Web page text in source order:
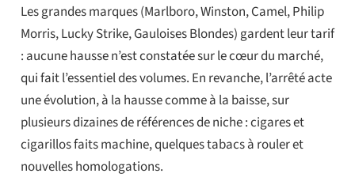
Les grandes marques (Marlboro, Winston, Camel, Philip
Morris, Lucky Strike, Gauloises Blondes) gardent leur tarif
: aucune hausse n’est constatée sur le cœur du marché,
qui fait l’essentiel des volumes. En revanche, l’arrêté acte
une évolution, à la hausse comme à la baisse, sur
plusieurs dizaines de références de niche : cigares et
cigarillos faits machine, quelques tabacs à rouler et
nouvelles homologations.